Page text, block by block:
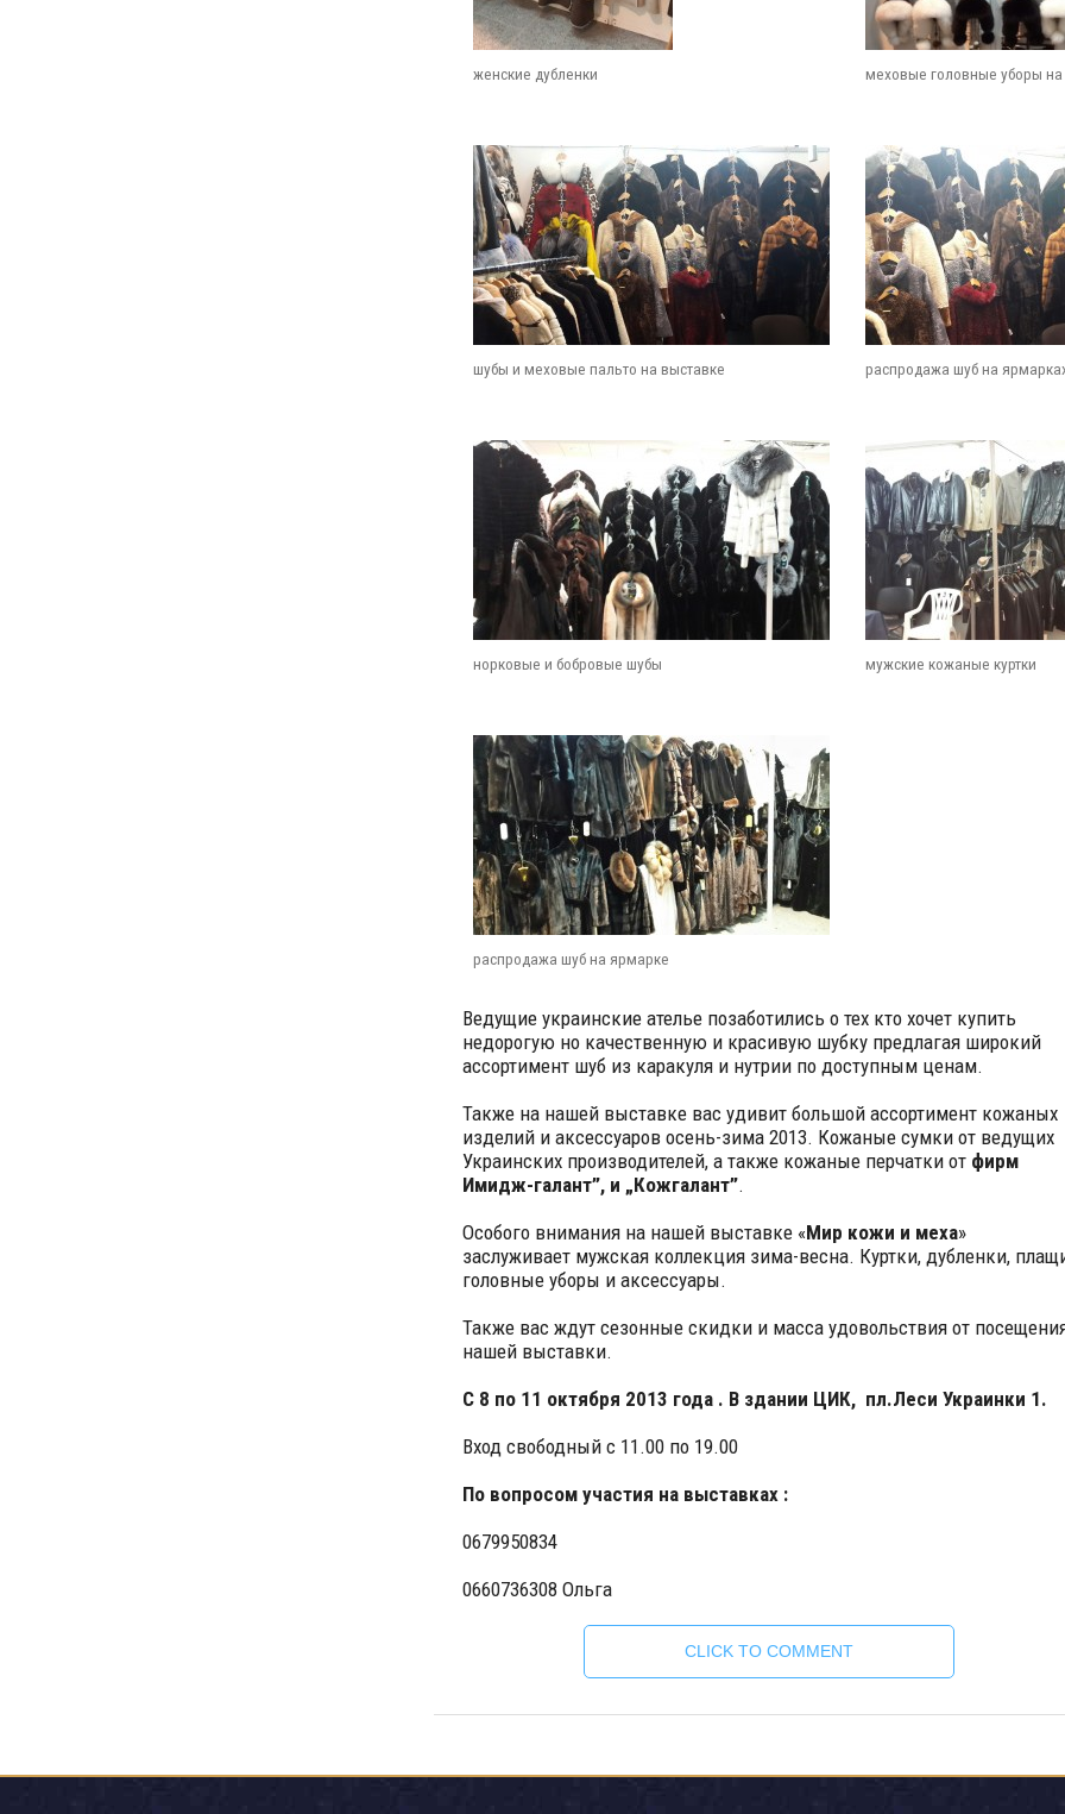
женские дубленки меховые головные уборы на
шубы и меховые пальто на выставке распродажа шуб на
норковые и бобровые шубы мужские кожаные куртки
распродажа шуб на ярмарке
Ведущие украинские ателье позаботились о тех кто хочет купить
недорогую но качественную и красивую шубку предлагая широкий
ассортимент шуб из каракуля и нутрии по доступным ценам.
Также на нашей выставке вас удивит большой ассортимент кожаных
изделий и аксессуаров осень-зима 2013. Кожаные сумки от ведущих
Украинских производителей, а также кожаные перчатки отфирм
Имидж-галант”, и „Кожгалант”.
Особого внимания на нашей выставке «Мир кожи и меха»
заслуживает мужская коллекция зима-весна. Куртки, дубленки,
головные уборы и аксессуары.
Также вас ждут сезонные скидки и масса удовольствия от
нашей выставки.
С 8 по 11 октября 2013 года . В здании ЦИК, пл.Леси Украинки 1.
Вход свободный с 11.00 по 19.00
По вопросом участия на выставках :
0679950834
0660736308 Ольга
CLICK TO COMMENT